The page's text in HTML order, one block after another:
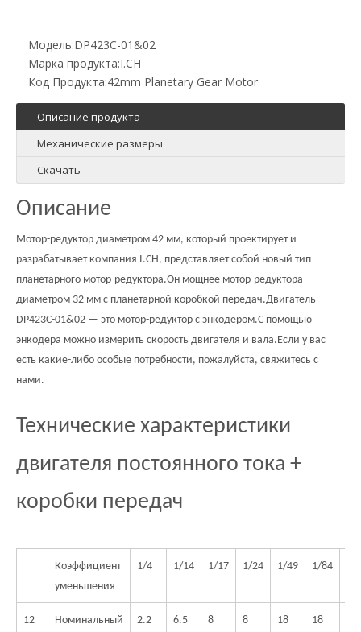
Модель:DP423C-01&02
Марка продукта:I.CH
Код Продукта:42mm Planetary Gear Motor
Описание продукта
Механические размеры
Скачать
Описание
Мотор-редуктор диаметром 42 мм, который проектирует и
разрабатывает компания I.CH, представляет собой новый тип
планетарного мотор-редуктора.Он мощнее мотор-редуктора
диаметром 32 мм с планетарной коробкой передач.Двигатель
DP423C-01&02 — это мотор-редуктор с энкодером.С помощью
энкодера можно измерить скорость двигателя и вала.Если у вас
есть какие-либо особые потребности, пожалуйста, свяжитесь с
нами.
Технические характеристики
двигателя постоянного тока +
коробки передач
Коэффициент
уменьшения
1/4 1/14 1/17 1/24 1/49 1/84
12 Номинальный 2.2 6.5 8 8 18 18